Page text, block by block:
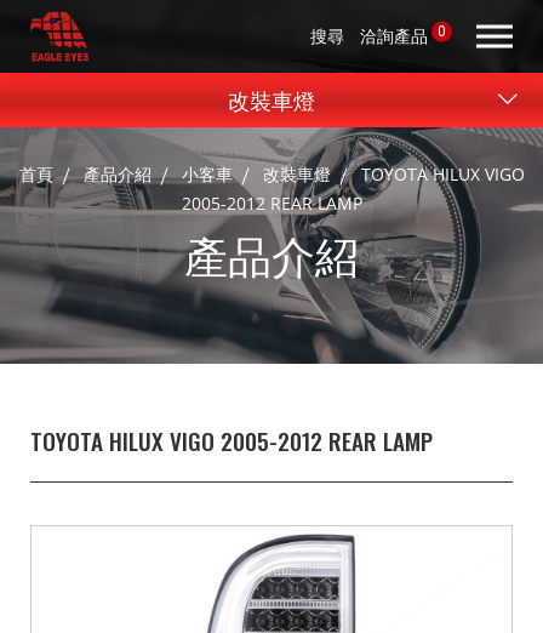
搜尋 洽詢產品 0
首頁 產品介紹 小客車 改裝車燈
TOYOTA HILUX VIGO
2005-2012 REAR LAMP
產品介紹
改裝車燈
TOYOTA HILUX VIGO 2005-2012 REAR LAMP